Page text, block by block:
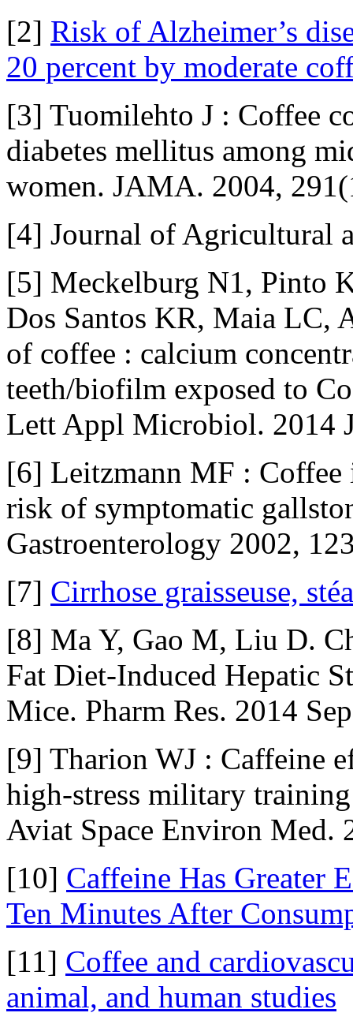
[2] Risk of Alzheimer’s
20 percent by moderate
[3] Tuomilehto J : Coffee
diabetes mellitus among
women. JAMA. 2004,
[4] Journal of Agricultural
[5] Meckelburg N1, Pinto
Dos Santos KR, Maia LC,
of coffee : calcium
teeth/biofilm exposed to
Lett Appl Microbiol. 2014
[6] Leitzmann MF : Coffee
risk of symptomatic
Gastroenterology 2002,
[7] Cirrhose graisseuse,
[8] Ma Y, Gao M, Liu D.
Fat Diet-Induced Hepatic
Mice. Pharm Res. 2014
[9] Tharion WJ : Caffeine
high-stress military
Aviat Space Environ Med.
[10] Caffeine Has Greater
Ten Minutes After
[11] Coffee and
animal, and human studies